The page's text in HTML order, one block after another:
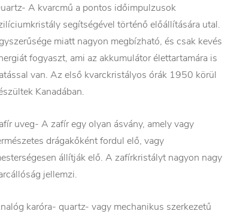
A kvarcmű a pontos időimpulzusok
segítségével történő előállítására utal.
miatt nagyon megbízható, és csak kevés
fogyaszt, ami az akkumulátor élettartamára is
van. Az első kvarckristályos órák 1950 körül
Kanadában.
uveg- A zafír egy olyan ásvány, amely vagy
drágakőként fordul elő, vagy
állítják elő. A zafírkristályt nagyon nagy
jellemzi.
karóra- quartz- vagy mechanikus szerkezetű